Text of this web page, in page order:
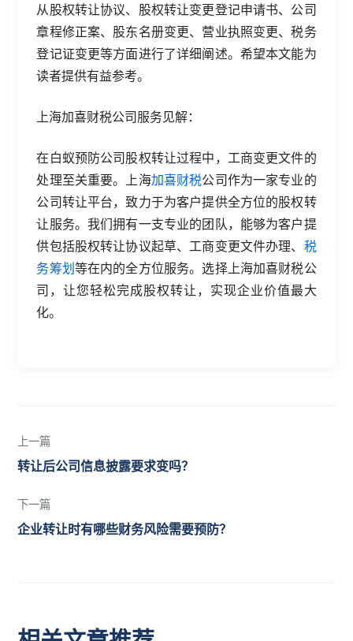
从股权转让协议、股权转让变更登记申请书、公司
章程修正案、股东名册变更、营业执照变更、税务
登记证变更等方面进行了详细阐述。希望本文能为
读者提供有益参考。
上海加喜财税公司服务见解：
在白蚁预防公司股权转让过程中，工商变更文件的
处理至关重要。上海加喜财税公司作为一家专业的
公司转让平台，致力于为客户提供全方位的股权转
让服务。我们拥有一支专业的团队，能够为客户提
供包括股权转让协议起草、工商变更文件办理、 税
务筹划等在内的全方位服务。选择上海加喜财税公
司，让您轻松完成股权转让，实现企业价值最大
化。
上一篇
转让后公司信息披露要求变吗？
下一篇
企业转让时有哪些财务风险需要预防？